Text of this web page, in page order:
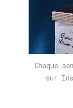
Chaque
sur